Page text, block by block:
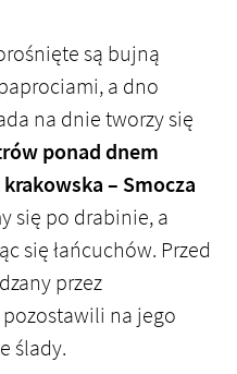
są bujną
a dno
na dnie tworzy się
ponad dnem
– Smocza
się po drabinie, a
się łańcuchów. Przed
przez
pozostawili na jego
ślady.